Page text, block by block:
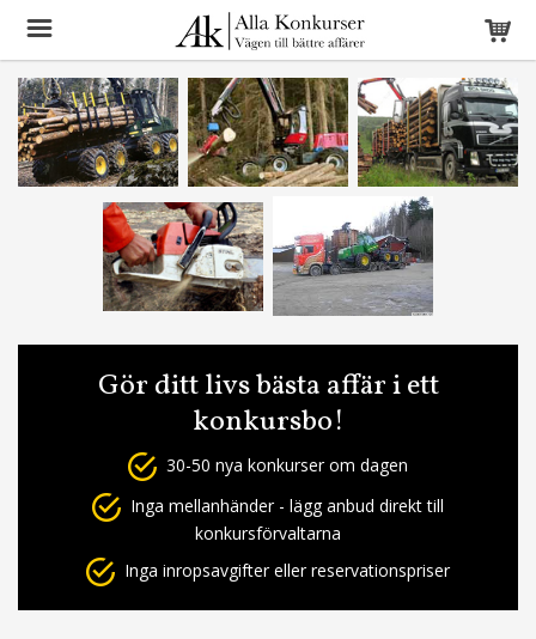
Gör ditt livs bästa affär i ett
konkursbo!
30-50 nya konkurser om dagen
Inga mellanhänder - lägg anbud direkt till
konkursförvaltarna
Inga inropsavgifter eller reservationspriser